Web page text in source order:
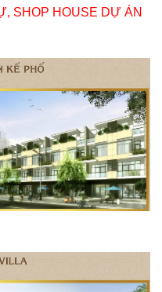
SHOP HOUSE DỰ ÁN